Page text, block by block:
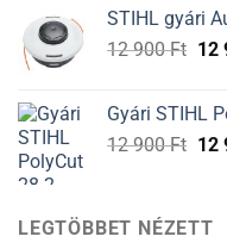
12
STIHL gyári
12 900Ft
12
12
Gyári STIHL
12 900Ft
12
12
LEGTÖBBET NÉZETT